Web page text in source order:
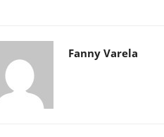
Fanny Varela